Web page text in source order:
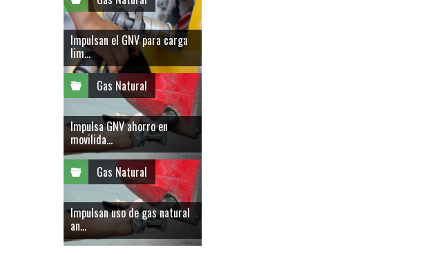
Impulsan el GNV para carga
lim...
Gas Natural
Impulsa GNV ahorro en
movilida...
Gas Natural
Impulsan uso de gas natural
an...